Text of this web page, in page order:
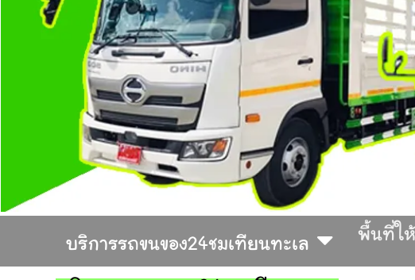
บริการรถขนของ24ชมเทียนทะเล
พื้นที่ใ